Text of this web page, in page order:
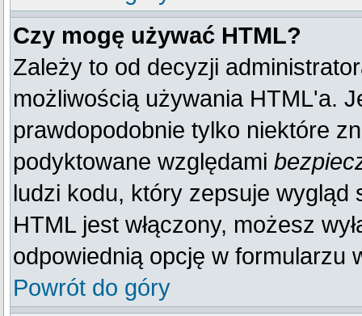
Czy mogę używać HTML?
Zależy to od decyzji
możliwością używania HTML'a.
prawdopodobnie tylko niektóre
podyktowane względami
ludzi kodu, który zepsuje wygląd
HTML jest włączony, możesz
odpowiednią opcję w formularzu
Powrót do góry